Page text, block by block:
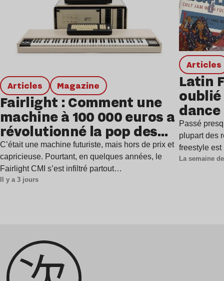
Articles magazine
Fairlight : Comment une
machine à 100 000 euros a
révolutionné la pop des
années 1980 ?
C’était une machine futuriste, mais hors de prix et
capricieuse. Pourtant, en quelques années, le
Fairlight CMI s’est infiltré partout…
Il y a 3 jours
Articles
Latin
oublié
Passé
plupart des
freestyle
La semaine